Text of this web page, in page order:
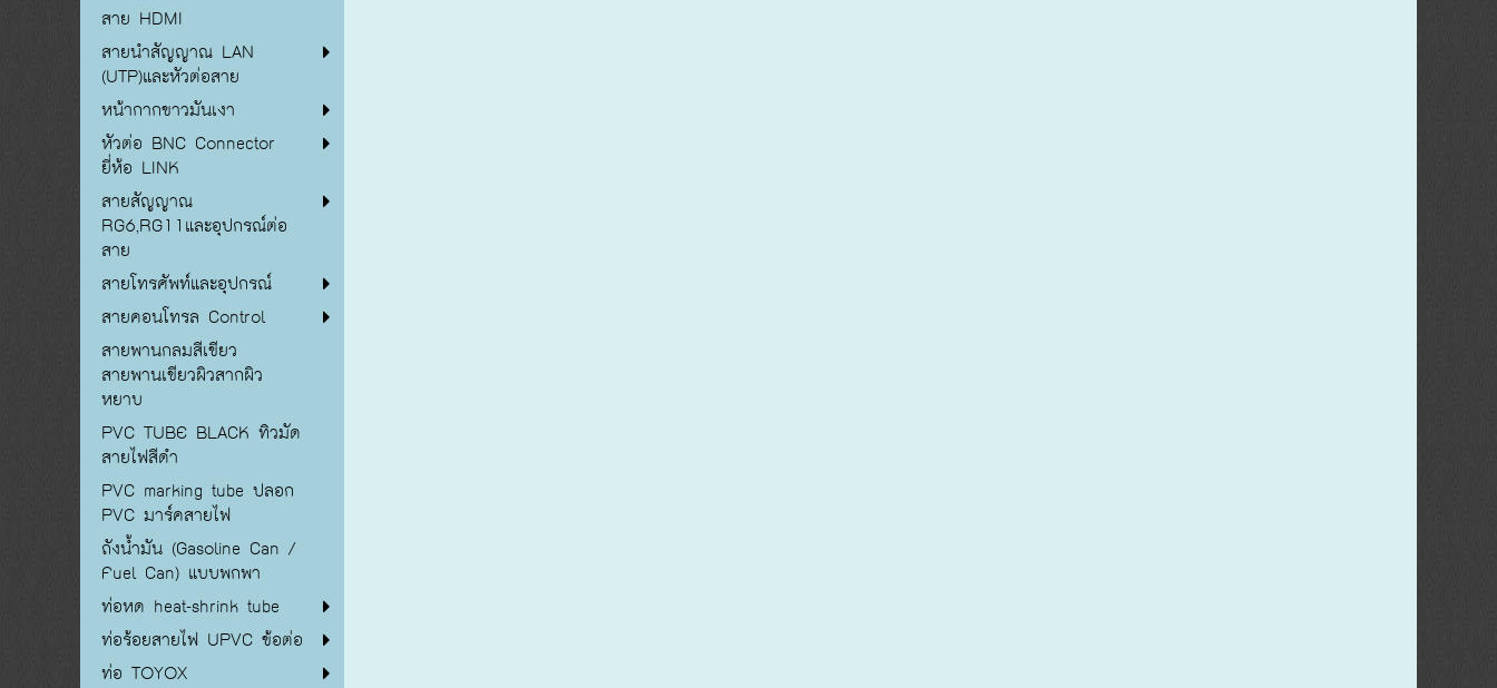
สาย HDMI
สายนำสัญญาณ LAN
(UTP)และหัวต่อสาย
หน้ากากขาวมันเงา
หัวต่อ BNC Connector
ยี่ห้อ LINK
สายสัญญาณ
RG6,RG11และอุปกรณ์ต่อ
สาย
สายโทรศัพท์และอุปกรณ์
สายคอนโทรล Control
สายพานกลมสีเขียว
สายพานเขียวผิวสากผิว
หยาบ
PVC TUBE BLACK ทิวมัด
สายไฟสีดำ
PVC marking tube ปลอก
PVC มาร์คสายไฟ
ถังน้ำมัน (Gasoline Can /
Fuel Can) แบบพกพา
ท่อหด heat-shrink tube
ท่อร้อยสายไฟ UPVC ข้อต่อ
ท่อ TOYOX